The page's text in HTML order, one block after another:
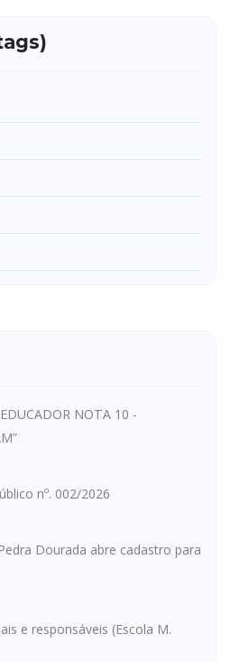
NOTA 10 -
nº. 002/2026
Dourada abre cadastro para
e responsáveis (Escola M.